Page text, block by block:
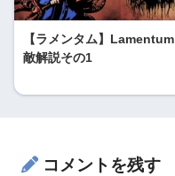
【ラメンタム】Lamentum
敵解説その1
コメントを残す